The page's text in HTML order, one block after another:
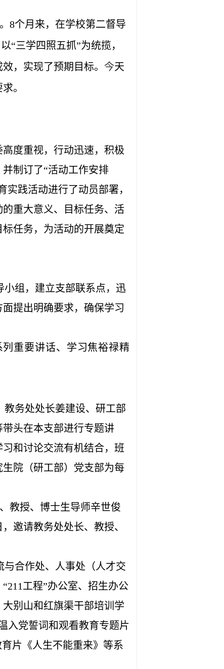
8个月来，在学校第二督导
“三学四照五抓”为统揽，
效，实现了预期目标。 今天
。
度重视，行动迅速，积极
制订了“活动工作安排
践活动进行了动员部署，
重大意义、目标任务、活
任务，为活动的开展奠定
组，建立支部联系点，迅
提出明确要求，确保学习
重要讲话、学习焦裕禄精
务处处长姜建设、研工部
头在本支部进行专题讲
和讨论交流有机结合，班
院（研工部）党支部为每
教授、博士生导师辛世俊
邀请教务处处长、教授、
合作处、人事处（人才交
工程”办公室、招生办公
别山和红旗渠干部培训学
入党誓词和观看教育专题片
片《人生不能重来》等系